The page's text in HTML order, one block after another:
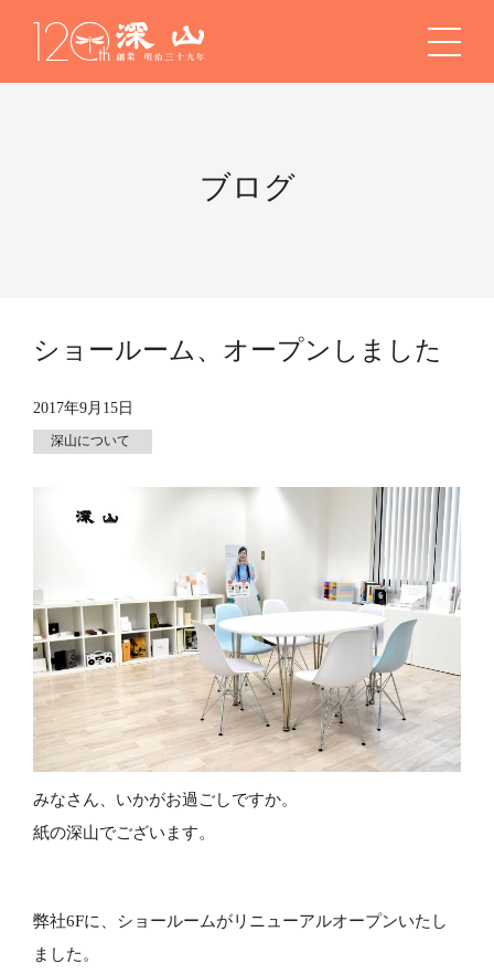
ブログ
ショールーム、オープンしました
2017年9月15日
深山について
みなさん、いかがお過ごしですか。
紙の深山でございます。
弊社6Fに、ショールームがリニューアルオープンいたし
ました。